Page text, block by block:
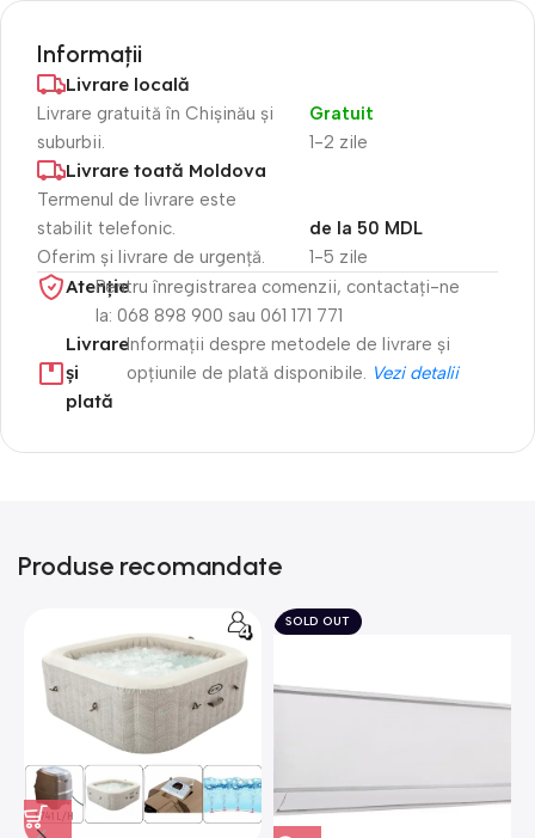
Informații
Livrare locală
Livrare gratuită în Chișinău și
suburbii.
1-2 zile
Gratuit
Livrare toată Moldova
Termenul de livrare este
stabilit telefonic.
Oferim și livrare de urgență.
1-5 zile
de la 50 MDL
Atenție​Pentru înregistrarea comenzii, contactați-ne
la: 068 898 900 sau 061 171 771
Livrare
și
plată
Informații despre metodele de livrare și
opțiunile de plată disponibile. Vezi detalii
Produse recomandate
SOLD OUT